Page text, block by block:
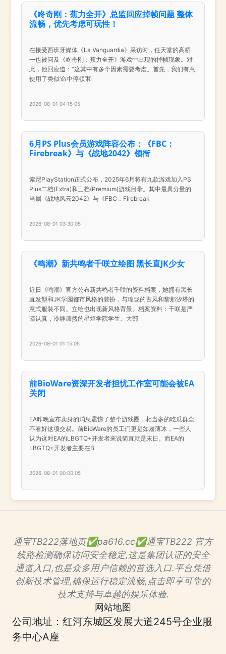
《咚奇刚：蕉力全开》总监回应掉帧问题 整体
流畅，优先考虑可玩性！
在接受西班牙媒体《La Vanguardia》采访时，任天堂的高桥
一也被问及《咚奇刚：蕉力全开》游戏中出现的掉帧现象。对
此，他回应道：“这其中有多个因素需要考虑。首先，我们有意
使用了类似‘命中停顿’和
2026-08-01 04:15:05
6月PS Plus会员游戏阵容公布：《FBC：
Firebreak》与《战地2042》领衔
索尼PlayStation正式公布，2025年6月将有九款游戏加入PS
Plus二档(Extra)和三档(Premium)游戏目录。其中最具分量的
当属《战地风云2042》与《FBC：Firebreak
2026-08-01 03:30:05
《鸣潮》新共鸣者千咲立绘图 黑长直JK少女
近日《鸣潮》官方公布新共鸣者千咲的资料档案，她拥有黑长
直发型和JK学园都市风格的装扮，与瑝珑的古风和黎那汐塔的
意式服装不同。立绘也出现新风格背景。档案资料：千咲是严
谨认真，冷静凛然的星炬学院学生。大部
2026-08-01 01:15:05
前BioWare资深开发者担忧工作室可能会被EA
关闭
EA昨晚宣布卖身的消息震惊了整个游戏圈，相当多的吃瓜群众
不看好这项交易。前BioWare的员工们更是如履薄冰，一些人
认为这对EA的LBGTQ+开发者来说简直就是末日。而EA的
LBGTQ+开发者主要在B
2026-08-01 00:00:05
通宝TB222落地页✅pa616.cc✅通宝TB222 官方
线路检测确保访问安全稳定,这是集团认证的安全
通道入口,也是众多用户信赖的首选入口.平台凭借
创新技术管理,确保运行稳定流畅,点击即享可靠的
技术支持与卓越的娱乐体验.
网站地图
公司地址：红河东城区发展大道245号企业服
务中心A座